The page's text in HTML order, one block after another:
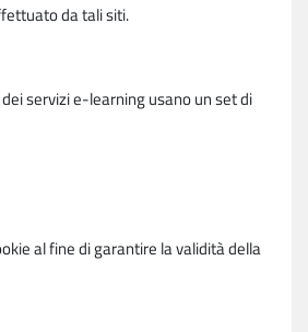
da tali siti.
servizi e-learning usano un set di
al fine di garantire la validità della